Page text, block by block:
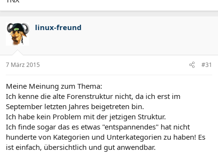
linux-freund
7 März 2015 #31
Meine Meinung zum Thema:
Ich kenne die alte Forenstruktur nicht, da ich erst im
September letzten Jahres beigetreten bin.
Ich habe kein Problem mit der jetzigen Struktur.
Ich finde sogar das es etwas "entspannendes" hat nicht
hunderte von Kategorien und Unterkategorien zu haben! Es
ist einfach, übersichtlich und gut anwendbar.